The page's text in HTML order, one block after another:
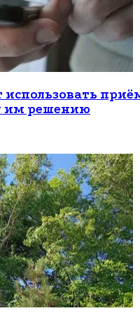
им решению